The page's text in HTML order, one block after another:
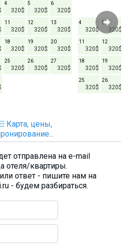
320$
4
320$
5
320$
6
320$
11
320$
12
320$
13
320$
18
320$
19
320$
20
320$
25
320$
26
320$
27
320$
4
320$
5
320$
11
320$
12
320$
18
320$
19
320$
25
320$
26
Карта, цены,
отправлена на e-mail
отеля/квартиры.
ответ - пишите нам на
- будем разбираться.